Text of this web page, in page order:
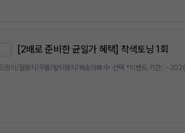
[2배로 준비한 균일가 혜택] 착색토닝 1회
랑이/팔꿈치/무릎/발뒤꿈치/복숭아뼈 中 선택 *이벤트 기간 :